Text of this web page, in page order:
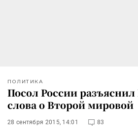
ПОЛИТИКА
Посол России
слова о Второй мировой
28 сентября 2015, 14:01 83